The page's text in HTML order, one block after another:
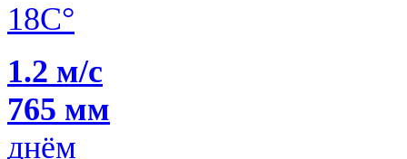
18C°
1.2 м/с
765 мм
днём